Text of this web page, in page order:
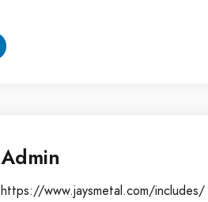
Admin
https://www.jaysmetal.com/includes/